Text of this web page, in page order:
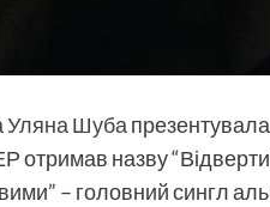
Уляна Шуба
отримав назву
– головний сингл